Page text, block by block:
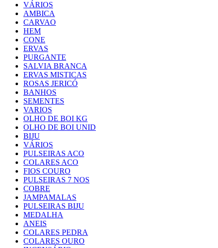
VÁRIOS
AMBICA
CARVAO
HEM
CONE
ERVAS
PURGANTE
SALVIA BRANCA
ERVAS MISTICAS
ROSAS JERICÓ
BANHOS
SEMENTES
VARIOS
OLHO DE BOI KG
OLHO DE BOI UNID
BIJU
VÁRIOS
PULSEIRAS ACO
COLARES ACO
FIOS COURO
PULSEIRAS 7 NOS
COBRE
JAMPAMALAS
PULSEIRAS BIJU
MEDALHA
ANEIS
COLARES PEDRA
COLARES OURO